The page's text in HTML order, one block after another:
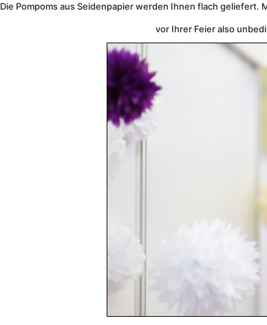
Die Pompoms aus Seidenpapier werden Ihnen flach
vor Ihrer Feier also